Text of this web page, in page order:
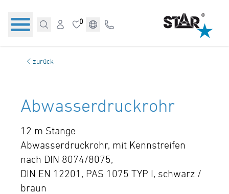
0
zurück
Abwasserdruckrohr
12 m Stange
Abwasserdruckrohr, mit Kennstreifen
nach DIN 8074/8075,
DIN EN 12201, PAS 1075 TYP I, schwarz /
braun